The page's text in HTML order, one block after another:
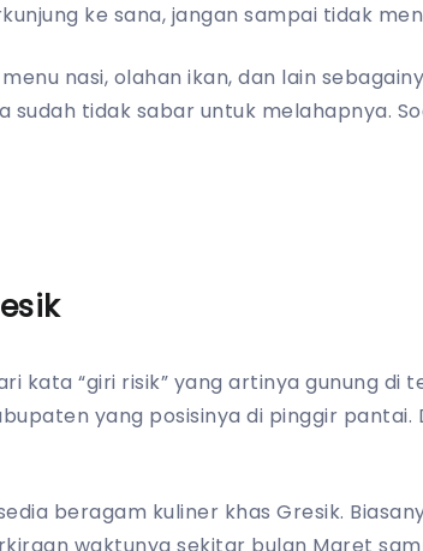
ke sana, jangan sampai tidak
nasi, olahan ikan, dan lain
sudah tidak sabar untuk melahapnya.
kata “giri risik” yang artinya gunung di
yang posisinya di pinggir pantai.
beragam kuliner khas Gresik.